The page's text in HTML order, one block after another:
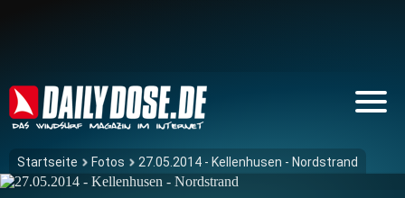
Startseite Fotos 27.05.2014 - Kellenhusen - Nordstrand